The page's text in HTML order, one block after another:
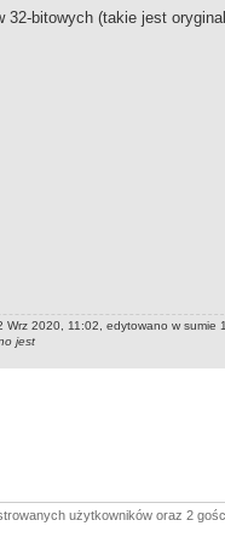
32-bitowych (takie jest
Wrz 2020, 11:02, edytowano w sumie
jest
użytkowników oraz 2